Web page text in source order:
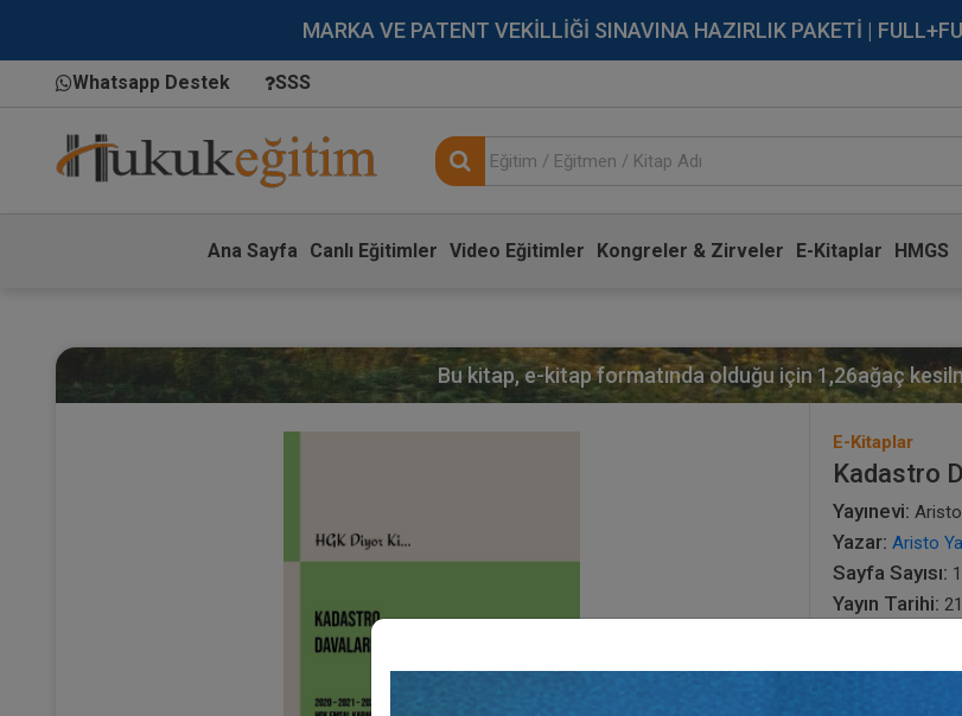
MARKA VE PATENT VEKİLLİĞİ SINAVINA HAZIRLIK PAKETİ |
Whatsapp Destek SSS
Ana Sayfa Canlı Eğitimler Video Eğitimler Kongreler & Zirveler E-Kitaplar HMGS
Bu kitap, e-kitap formatında olduğu için1,26ağaç
E-Kitaplar
Kadastro
Yayınevi: Aristo
Yazar: Aristo
Sayfa Sayısı:
Yayın Tarihi:
Tür: E-kitap